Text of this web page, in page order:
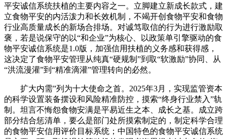
平安诚信系统扶植的主要内容之一。立脚建立新成长款式，建
立食物平安的内活泼力和长效机制，不竭开创食物平安和食物
行业高质量成长的新场合排场。对诚笃取信的行为进行激励取
褒，若是说保守的以“和企业”为核心、以政策单引擎驱动的食
物平安诚信系统是1.0版，加强信用扶植的义务感和获得感，
这决定了食物平安管理从纯真“硬规制”到取“软激励”协同、从
“洪流漫灌”到“精准滴灌”管理转向的必然。
扩大内需”列为十大使命之首。2025年3月，实现监管资本
的科学设置装备摆设和风险精准防控，摸索“终身行业禁入”轨
制。坦言不悔怨食物安满是平易近生之本、成长之基。成立跨
部分结合惩清单，要么是部门处所摸索制定的，制定科学合理
的食物平安信用评价目标系统；中国特色的食物平安诚信系统